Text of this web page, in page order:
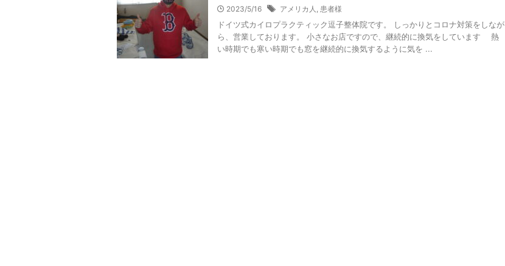
2023/5/16 アメリカ人 , 患者様
ドイツ式カイロプラクティック逗子整体院です。 しっかりとコロナ対策をしなが
ら、営業しております。 小さなお店ですので、継続的に換気をしています 熱
い時期でも寒い時期でも窓を継続的に換気するように気を ...